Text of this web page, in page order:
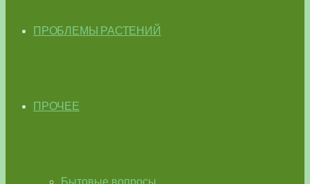
ПРОБЛЕМЫ РАСТЕНИЙ
ПРОЧЕЕ
Бытовые вопросы